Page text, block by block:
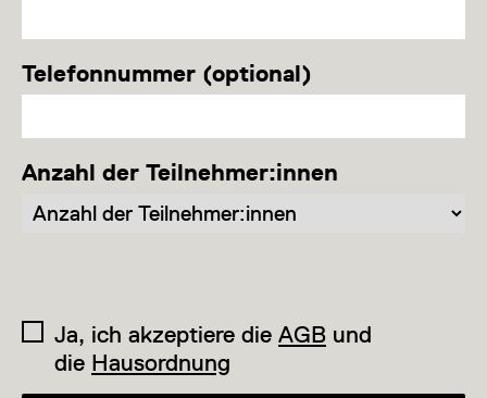
Telefonnummer (optional)
Anzahl der Teilnehmer:innen
Ja, ich akzeptiere die AGB und
die Hausordnung